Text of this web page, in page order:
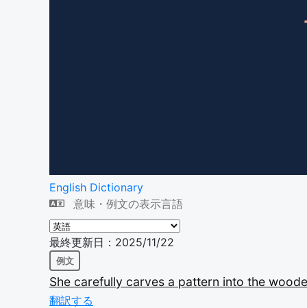
English Dictionary
意味・例文の表示言語
最終更新日：2025/11/22
例文
She carefully carves a pattern into the
翻訳する